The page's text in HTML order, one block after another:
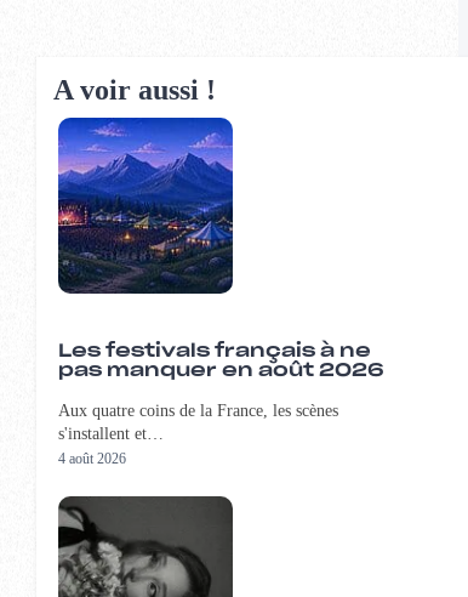
A voir aussi !
Les festivals français à ne
pas manquer en août 2026
Aux quatre coins de la France, les scènes
s'installent et…
4 août 2026